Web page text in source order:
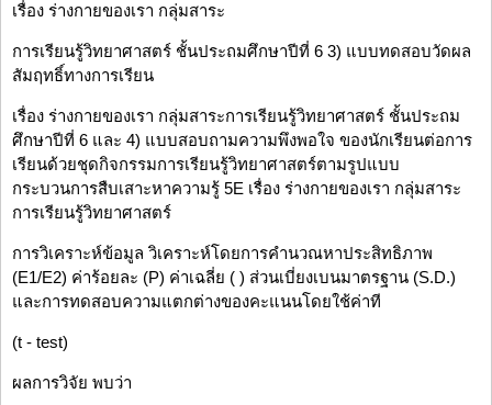
เรื่อง ร่างกายของเรา กลุ่มสาระ
การเรียนรู้วิทยาศาสตร์ ชั้นประถมศึกษาปีที่ 6 3) แบบทดสอบวัดผล
สัมฤทธิ์ทางการเรียน
เรื่อง ร่างกายของเรา กลุ่มสาระการเรียนรู้วิทยาศาสตร์ ชั้นประถม
ศึกษาปีที่ 6 และ 4) แบบสอบถามความพึงพอใจ ของนักเรียนต่อการ
เรียนด้วยชุดกิจกรรมการเรียนรู้วิทยาศาสตร์ตามรูปแบบ
กระบวนการสืบเสาะหาความรู้ 5E เรื่อง ร่างกายของเรา กลุ่มสาระ
การเรียนรู้วิทยาศาสตร์
การวิเคราะห์ข้อมูล วิเคราะห์โดยการคำนวณหาประสิทธิภาพ
(E1/E2) ค่าร้อยละ (P) ค่าเฉลี่ย ( ) ส่วนเบี่ยงเบนมาตรฐาน (S.D.)
และการทดสอบความแตกต่างของคะแนนโดยใช้ค่าที
(t - test)
ผลการวิจัย พบว่า